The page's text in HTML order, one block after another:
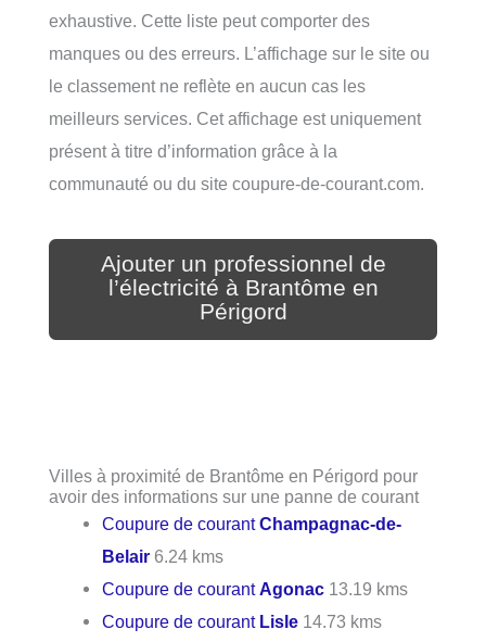
exhaustive. Cette liste peut comporter des
manques ou des erreurs. L’affichage sur le site ou
le classement ne reflète en aucun cas les
meilleurs services. Cet affichage est uniquement
présent à titre d’information grâce à la
communauté ou du site coupure-de-courant.com.
Ajouter un professionnel de
l’électricité à Brantôme en
Périgord
Villes à proximité de Brantôme en Périgord pour
avoir des informations sur une panne de courant
Coupure de courantChampagnac-de-
Belair 6.24 kms
Coupure de courantAgonac 13.19 kms
Coupure de courant Lisle 14.73 kms